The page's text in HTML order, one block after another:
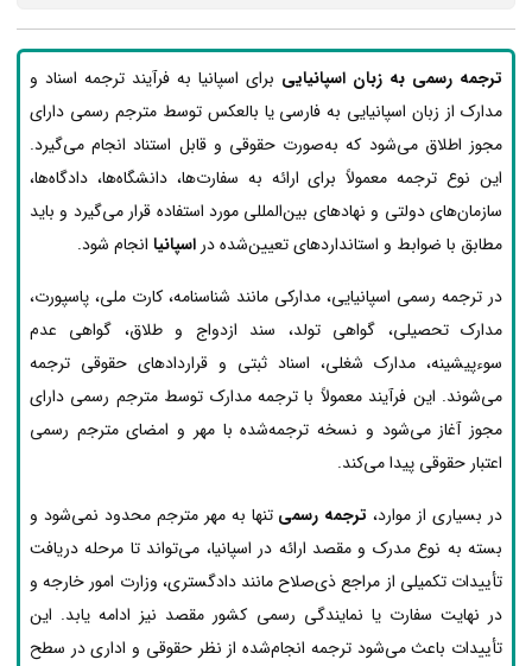
ترجمه رسمی به زبان اسپانیایی برای اسپانیا به فرآیند ترجمه اسناد و
مدارک از زبان اسپانیایی به فارسی یا بالعکس توسط مترجم رسمی دارای
مجوز اطلاق می‌شود که به‌صورت حقوقی و قابل استناد انجام می‌گیرد.
این نوع ترجمه معمولاً برای ارائه به سفارت‌ها، دانشگاه‌ها، دادگاه‌ها،
سازمان‌های دولتی و نهادهای بین‌المللی مورد استفاده قرار می‌گیرد و باید
مطابق با ضوابط و استانداردهای تعیین‌شده در اسپانیا انجام شود.
در ترجمه رسمی اسپانیایی، مدارکی مانند شناسنامه، کارت ملی، پاسپورت،
مدارک تحصیلی، گواهی تولد، سند ازدواج و طلاق، گواهی عدم
سوءپیشینه، مدارک شغلی، اسناد ثبتی و قراردادهای حقوقی ترجمه
می‌شوند. این فرآیند معمولاً با ترجمه مدارک توسط مترجم رسمی دارای
مجوز آغاز می‌شود و نسخه ترجمه‌شده با مهر و امضای مترجم رسمی
اعتبار حقوقی پیدا می‌کند.
در بسیاری از موارد، ترجمه رسمی تنها به مهر مترجم محدود نمی‌شود و
بسته به نوع مدرک و مقصد ارائه در اسپانیا، می‌تواند تا مرحله دریافت
تأییدات تکمیلی از مراجع ذی‌صلاح مانند دادگستری، وزارت امور خارجه و
در نهایت سفارت یا نمایندگی رسمی کشور مقصد نیز ادامه یابد. این
تأییدات باعث می‌شود ترجمه انجام‌شده از نظر حقوقی و اداری در سطح